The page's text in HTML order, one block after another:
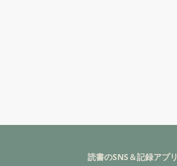
読書のSNS＆記録アプリ